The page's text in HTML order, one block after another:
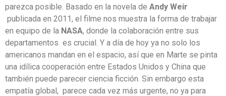
parezca posible. Basado en la novela de Andy Weir
publicada en 2011, el filme nos muestra la forma de trabajar
en equipo de la NASA, donde la colaboración entre sus
departamentos es crucial. Y a día de hoy ya no solo los
americanos mandan en el espacio, así que en Marte se pinta
una idílica cooperación entre Estados Unidos y China que
también puede parecer ciencia ficción. Sin embargo esta
empatía global, parece cada vez más urgente, no ya para